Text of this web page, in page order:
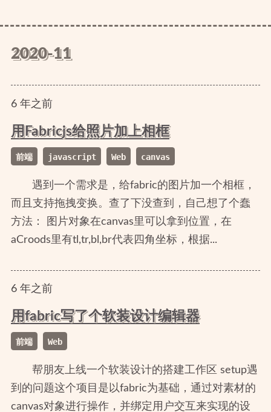
2020-11
6年之前
用Fabricjs给照片加上相框
前端 javascript Web canvas
遇到一个需求是，给fabric的图片加一个相框，
而且支持拖拽变换。查了下没查到，自己想了个蠢
方法： 图片对象在canvas里可以拿到位置，在
aCroods里有tl,tr,bl,br代表四角坐标，根据...
6年之前
用fabric写了个软装设计编辑器
前端 Web
帮朋友上线一个软装设计的搭建工作区 setup遇
到的问题这个项目是以fabric为基础，通过对素材的
canvas对象进行操作，并绑定用户交互来实现的设